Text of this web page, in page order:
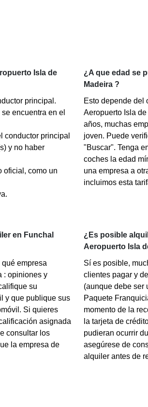
Isla de
principal.
encuentra en el
conductor principal
y no haber
oficial, como un
¿A que edad se
Madeira ?
Esto depende del
Aeropuerto Isla
años, muchas
joven. Puede
"Buscar". Tenga
coches la edad
una empresa a
incluimos esta
en Funchal
empresa
: opiniones y
su
y que publique sus
Si quieres
asignada
consultar los
la empresa de
¿Es posible
Aeropuerto Isla
Sí es posible,
clientes pagar y
(aunque debe ser
Paquete
momento de la
la tarjeta de
pudieran ocurrir
asegúrese de
alquiler antes de